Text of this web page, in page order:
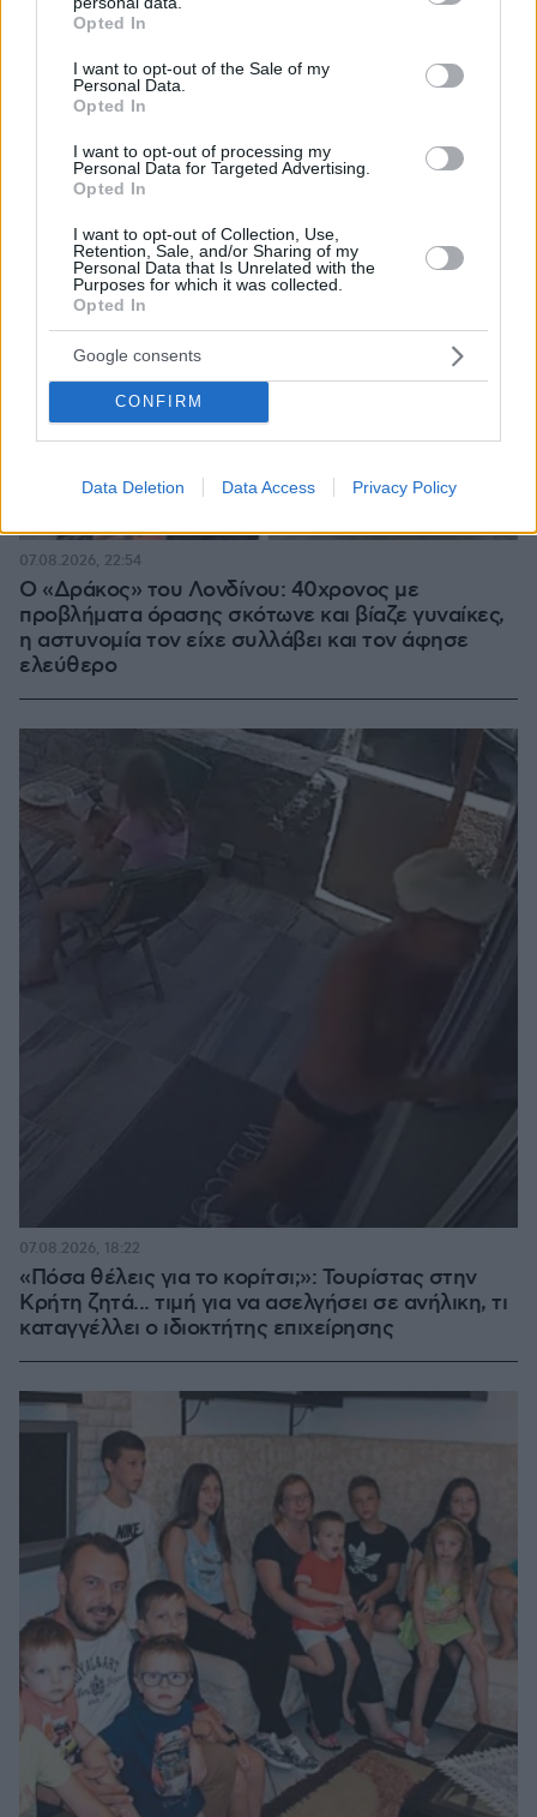
grant or deny consent to Google and its third-party tags to
use your data for below specified purposes in below Google
consent section.
Opted In
I want to opt-out of the Sale of my
Personal Data.
Opted In
I want to opt-out of processing my
Personal Data for Targeted Advertising.
Opted In
I want to opt-out of Collection, Use,
Retention, Sale, and/or Sharing of my
Personal Data that Is Unrelated with the
Purposes for which it was collected.
Opted In
Google consents
CONFIRM
Data Deletion Data Access Privacy Policy
Ο «Δράκος» του Λονδίνου: 40χρονος με
προβλήματα όρασης σκότωνε και βίαζε γυναίκες,
η αστυνομία τον είχε συλλάβει και τον άφησε
ελεύθερο
07.08.2026, 22:54
«Πόσα θέλεις για το κορίτσι;»: Τουρίστας στην
Κρήτη ζητά... τιμή για να ασελγήσει σε ανήλικη, τι
καταγγέλλει ο ιδιοκτήτης επιχείρησης
07.08.2026, 18:22